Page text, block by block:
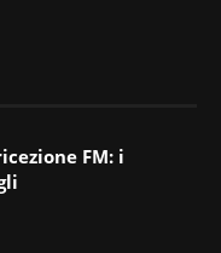
FM: i